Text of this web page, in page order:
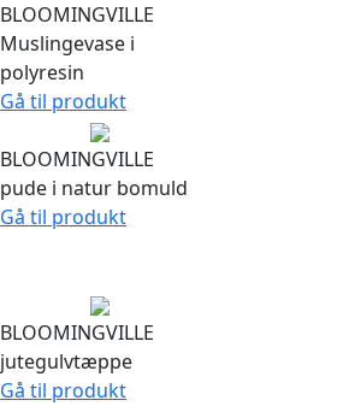
BLOOMINGVILLE
Muslingevase i
polyresin
Gå til produkt
BLOOMINGVILLE
pude i natur bomuld
Gå til produkt
BLOOMINGVILLE
jutegulvtæppe
Gå til produkt